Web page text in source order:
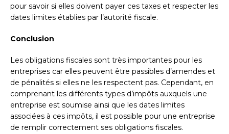
pour savoir si elles doivent payer ces taxes et respecter les
dates limites établies par l’autorité fiscale.
Conclusion
Les obligations fiscales sont très importantes pour les
entreprises car elles peuvent être passibles d’amendes et
de pénalités si elles ne les respectent pas. Cependant, en
comprenant les différents types d’impôts auxquels une
entreprise est soumise ainsi que les dates limites
associées à ces impôts, il est possible pour une entreprise
de remplir correctement ses obligations fiscales.